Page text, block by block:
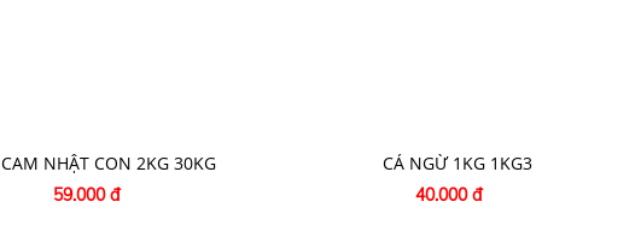
NHẬT CON 2KG 30KG
59.000 đ
CÁ NGỪ 1KG 1KG3
40.000 đ